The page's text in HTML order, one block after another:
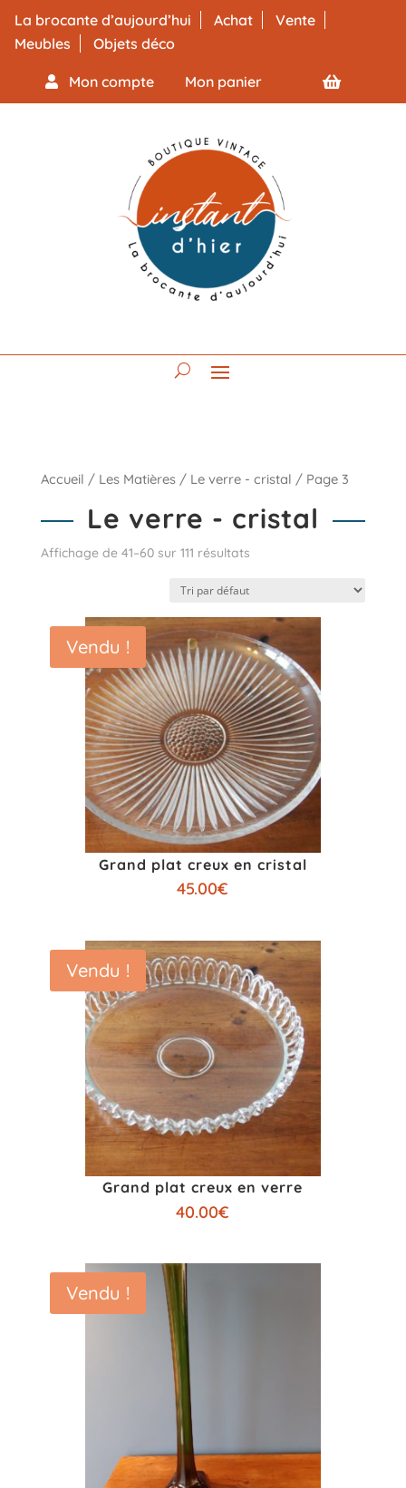
La brocante d’aujourd’hui Achat
Vente
Meubles
Objets déco
Mon compte Mon panier
Accueil / Les Matières/ Le verre - cristal / Page 3
Le verre - cristal
Affichage de 41–60 sur 111 résultats
Grand plat creux en cristal
45.00€
Vendu !
Grand plat creux en verre
40.00€
Vendu !
Vendu !